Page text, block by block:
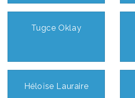
Tugce Oklay
Héloïse Lauraire